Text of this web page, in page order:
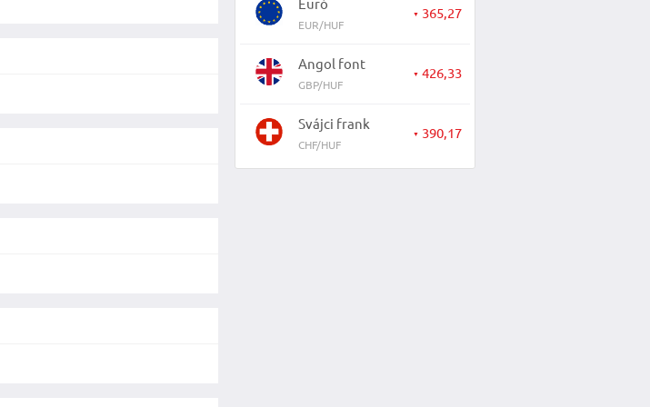
EUR/HUF
▼ 365,27
Angol font
GBP/HUF
▼ 426,33
Svájci frank
CHF/HUF
▼ 390,17